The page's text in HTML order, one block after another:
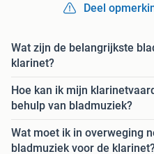
Deel
Wat zijn de belangrijkste
klarinet?
Hoe kan ik mijn
behulp van bladmuziek?
Wat moet ik in overweging
bladmuziek voor de